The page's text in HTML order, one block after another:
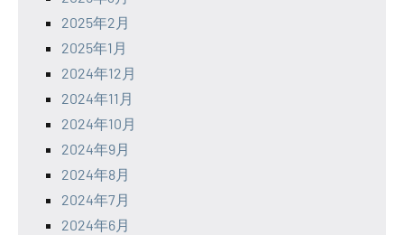
2025年2月
2025年1月
2024年12月
2024年11月
2024年10月
2024年9月
2024年8月
2024年7月
2024年6月